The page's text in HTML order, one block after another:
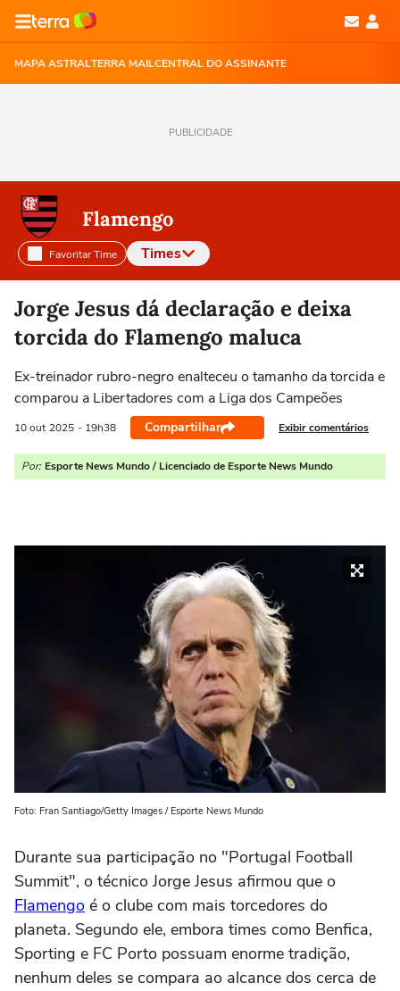
MAPA ASTRALTERRA MAILCENTRAL DO ASSINANTE
PUBLICIDADE
Flamengo
Favoritar Time Times
Selecione o time para ver as notícias
Jorge Jesus dá declaração e deixa
torcida do Flamengo maluca
Ex-treinador rubro-negro enalteceu o tamanho da torcida e
comparou a Libertadores com a Liga dos Campeões
10 out 2025 - 19h38 Compartilhar Exibir comentários
Por: Esporte News Mundo / Licenciado de Esporte News Mundo
Foto: Fran Santiago/Getty Images / Esporte News Mundo
Durante sua participação no "Portugal Football
Summit", o técnico Jorge Jesus afirmou que o
Flamengo é o clube com mais torcedores do
planeta. Segundo ele, embora times como Benfica,
Sporting e FC Porto possuam enorme tradição,
nenhum deles se compara ao alcance dos cerca de